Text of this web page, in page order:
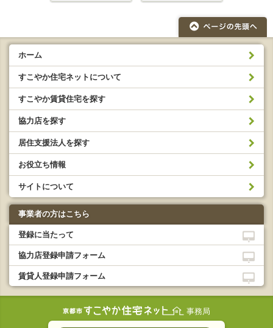
ホーム
すこやか住宅ネットについて
すこやか賃貸住宅を探す
協力店を探す
居住支援法人を探す
お役立ち情報
サイトについて
事業者の方はこちら
登録に当たって
協力店登録申請フォーム
賃貸人登録申請フォーム
事務局